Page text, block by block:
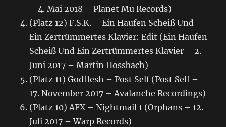
– 4. Mai 2018 – Planet Mu Records)
(Platz 12) F.S.K. – Ein Haufen Scheiß Und
Ein Zertrümmertes Klavier: Edit (Ein Haufen
Scheiß Und Ein Zertrümmertes Klavier – 2.
Juni 2017 – Martin Hossbach)
(Platz 11) Godflesh – Post Self (Post Self –
17. November 2017 – Avalanche Recordings)
(Platz 10) AFX – Nightmail 1 (Orphans – 12.
Juli 2017 – Warp Records)